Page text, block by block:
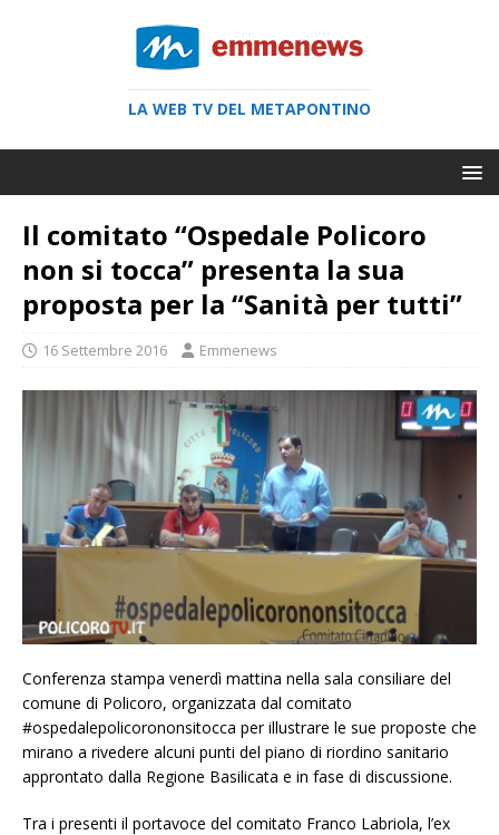
LA WEB TV DEL METAPONTINO
Il comitato “Ospedale Policoro
non si tocca” presenta la sua
proposta per la “Sanità per tutti”
16 Settembre 2016 Emmenews
Conferenza stampa venerdì mattina nella sala consiliare del
comune di Policoro, organizzata dal comitato
#ospedalepolicorononsitocca per illustrare le sue proposte che
mirano a rivedere alcuni punti del piano di riordino sanitario
approntato dalla Regione Basilicata e in fase di discussione.
Tra i presenti il portavoce del comitato Franco Labriola, l’ex